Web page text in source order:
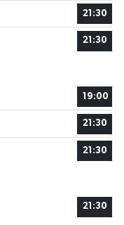
21:30
21:30
19:00
21:30
21:30
21:30